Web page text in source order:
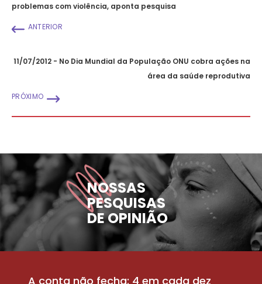
problemas com violência, aponta pesquisa
ANTERIOR
11/07/2012 - No Dia Mundial da População ONU cobra ações na
área da saúde reprodutiva
PRÓXIMO
NOSSAS
PESQUISAS
DE OPINIÃO
A conta não fecha: 4 em cada dez